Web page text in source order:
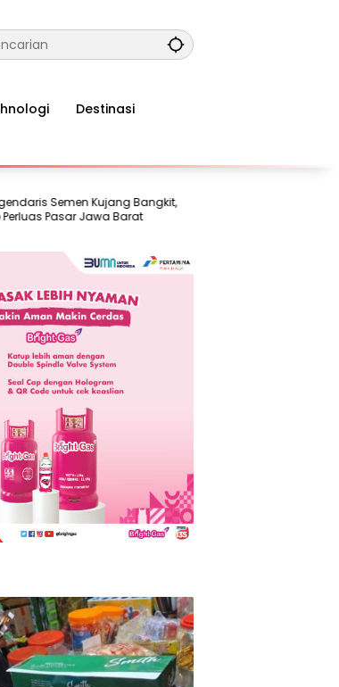
Destinasi
Semen Kujang Bangkit,
Pasar Jawa Barat